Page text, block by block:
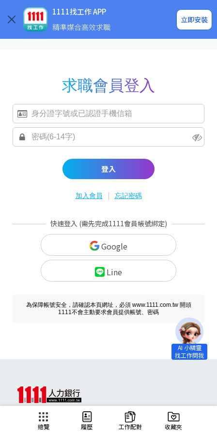
1111找工作 APP
精準媒合高效求職
立即安裝
企業求才
求職會員登入
登入
加入會員 | 忘記密碼
快速登入 (需先完成1111會員帳號綁定)
Google
Line
為保障帳號安全，請確認本頁網址，必須 www.1111.com.tw 開頭
1111不會主動要求會員提供帳號、密碼
總覽 履歷 工作配對 收藏夾